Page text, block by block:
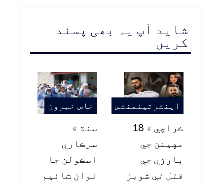
شاید آپ یہ بھی پسند
کریں
اينٽرتينمنٽس
ڪراچي ۾ 18
مهينن جي
ٻارڙي جي
قتل تي شوبز
خاص خبرون
سنڌ ۾
سرڪاري
اسڪولن جا
نوان ٽائيم